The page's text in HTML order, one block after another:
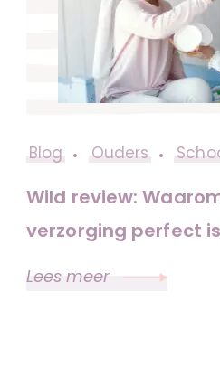
Blog Ouders
Wild review:
verzorging perfect
Lees meer